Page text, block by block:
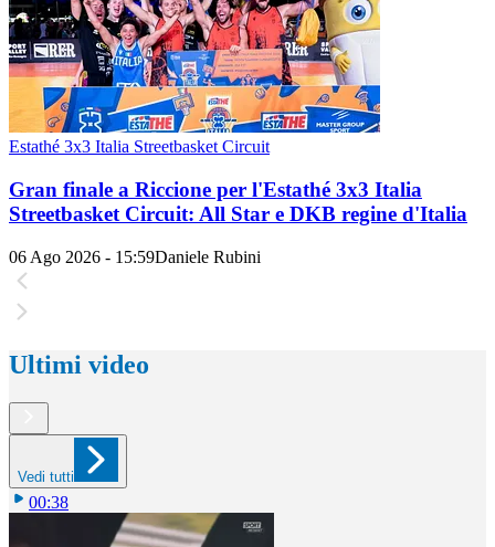
Estathé 3x3 Italia Streetbasket Circuit
Gran finale a Riccione per l'Estathé 3x3 Italia
Streetbasket Circuit: All Star e DKB regine d'Italia
06 Ago 2026 - 15:59Daniele Rubini
Ultimi video
Vedi tutti
00:38